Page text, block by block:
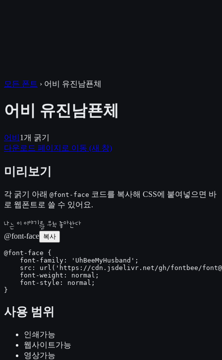
모든 폰트 › 어비 유진남푠체
어비 유진남푠체
어비 1 개 굵기
다운로드 페이지로 이동 (새 창)
미리보기
각 굵기 아래 @font-face 코드를 복사해 CSS에 붙여넣으면 바
로 웹폰트로 쓸 수 있어요.
나는 이 이야기를 무척 좋아한다
@font-face 복사
@font-face {
    font-family: 'UhBeeMyHusband';
src: url('https://cdn.jsdelivr.net/gh/fontbee/
    font-weight: normal;
    font-style: normal;
}
사용 범위
인쇄 가능
웹사이트가능
영상가능